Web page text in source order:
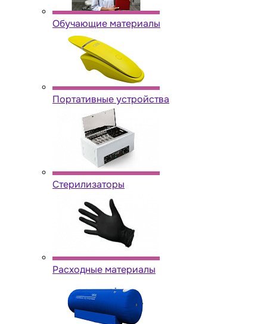
Обучающие материалы
Портативные устройства
Стерилизаторы
Расходные материалы